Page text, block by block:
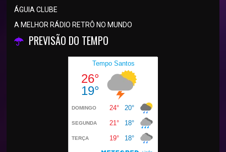
ÁGUIA CLUBE
A MELHOR RÁDIO RETRÔ NO MUNDO
PREVISÃO DO TEMPO